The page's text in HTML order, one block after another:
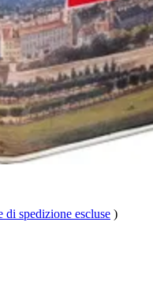
di spedizione escluse )